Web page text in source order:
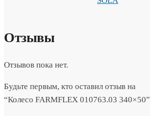
Отзывы
Отзывов пока нет.
Будьте первым, кто оставил отзыв на
“Колесо FARMFLEX 010763.03 340×50”